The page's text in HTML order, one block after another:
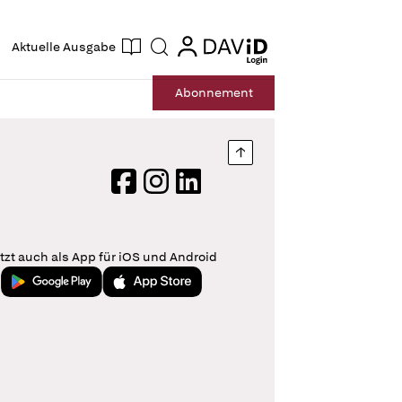
Aktuelle Ausgabe Suche login
login
Abonnement
Nach oben springen
FacebookInstagram
LinkedIn
auch als App für iOS und Android
Jetzt bei Google PlayLaden im App Store